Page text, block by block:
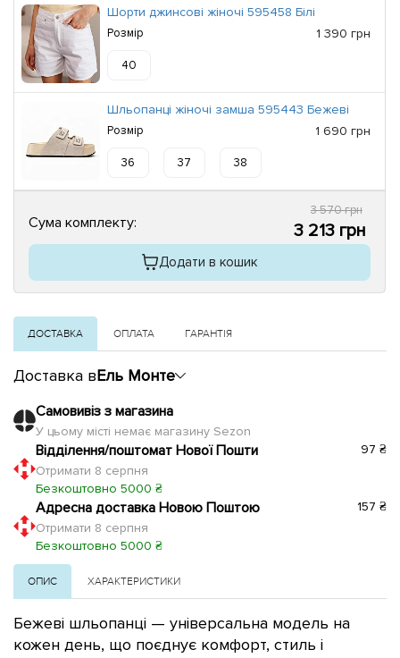
Шорти джинсові жіночі 595458 Білі
Розмір 1 390 грн
40
Шльопанці жіночі замша 595443 Бежеві
Розмір 1 690 грн
36 37 38
Сума комплекту:
3 570 грн
3 213 грн
Додати в кошик
ДОСТАВКА ОПЛАТА ГАРАНТІЯ
Доставка вЕль Монте
Самовивіз з магазина
У цьому місті немає магазину Sezon
Відділення/поштомат Нової Пошти
Отримати 8 серпня
Безкоштовно 5000 ₴
97 ₴
Адресна доставка Новою Поштою
Отримати 8 серпня
Безкоштовно 5000 ₴
157 ₴
ОПИС ХАРАКТЕРИСТИКИ
Бежеві шльопанці — універсальна модель на
кожен день, що поєднує комфорт, стиль і